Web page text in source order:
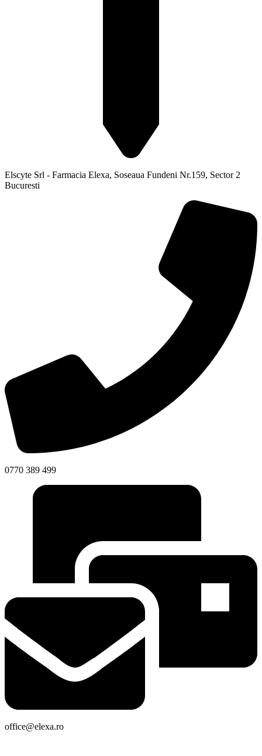
Elscyte Srl - Farmacia Elexa, Soseaua Fundeni Nr.159, Sector 2
Bucuresti
0770 389 499
office@elexa.ro